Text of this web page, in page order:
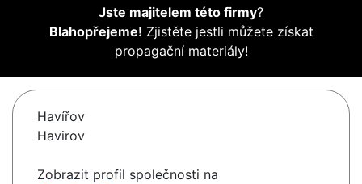
Jste majitelem této firmy?
Blahopřejeme! Zjistěte jestli můžete získat
propagační materiály!
Havířov
Havirov
Zobrazit profil společnosti na